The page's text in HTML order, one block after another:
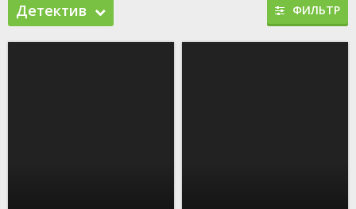
Детектив ФИЛЬТР